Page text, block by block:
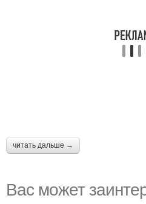
читать дальше →
Вас может